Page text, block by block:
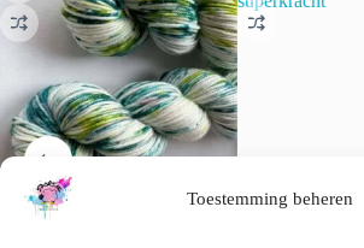
Toestemming beheren
Kimono – serene kleuren met